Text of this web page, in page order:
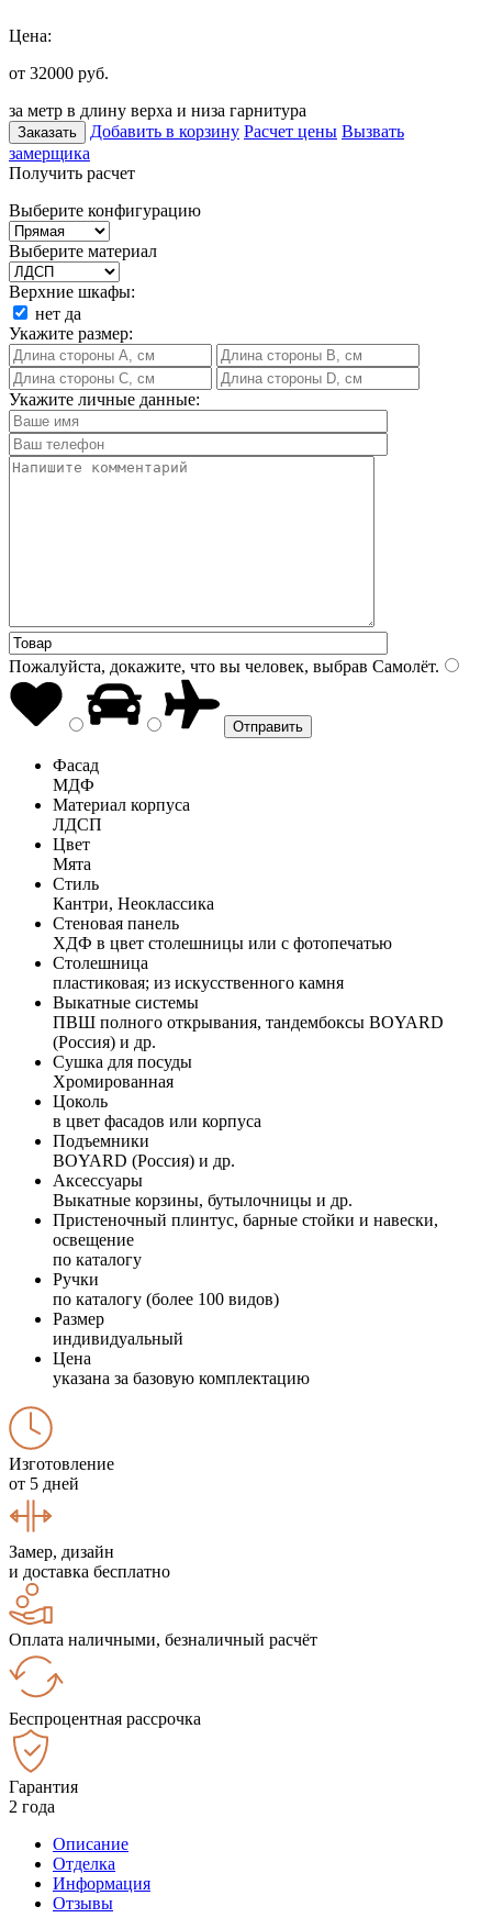
Цена:
от 32000 руб.
за метр в длину верха и низа гарнитура
Заказать Добавить в корзину Расчет цены Вызвать
замерщика
Получить расчет
Выберите конфигурацию
Выберите материал
Верхние шкафы:
нет да
Укажите размер:
Укажите личные данные:
Пожалуйста, докажите, что вы человек, выбрав Самолёт.
Фасад
МДФ
Материал корпуса
ЛДСП
Цвет
Мята
Стиль
Кантри, Неоклассика
Стеновая панель
ХДФ в цвет столешницы или с фотопечатью
Столешница
пластиковая; из искусственного камня
Выкатные системы
ПВШ полного открывания, тандембоксы BOYARD
(Россия) и др.
Сушка для посуды
Хромированная
Цоколь
в цвет фасадов или корпуса
Подъемники
BOYARD (Россия) и др.
Аксессуары
Выкатные корзины, бутылочницы и др.
Пристеночный плинтус, барные стойки и навески,
освещение
по каталогу
Ручки
по каталогу (более 100 видов)
Размер
индивидуальный
Цена
указана за базовую комплектацию
Изготовление
от 5 дней
Замер, дизайн
и доставка бесплатно
Оплата наличными, безналичный расчёт
Беспроцентная рассрочка
Гарантия
2 года
Описание
Отделка
Информация
Отзывы